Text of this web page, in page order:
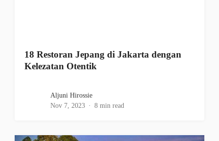
18 Restoran Jepang di Jakarta dengan
Kelezatan Otentik
Aljuni Hirossie
Nov 7, 2023
8 min read